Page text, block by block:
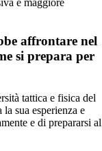
affrontare nel
si prepara per
tattica e fisica del
sua esperienza e
e di prepararsi al